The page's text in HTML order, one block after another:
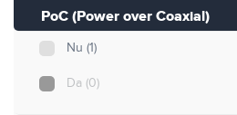
PoC (Power over Coaxial)
Nu (1)
Da (0)